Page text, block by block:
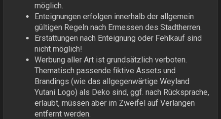
möglich.
Enteignungen erfolgen innerhalb der allgemein
gültigen Regeln nach Ermessen des Stadtherren.
Erstattungen nach Enteignung oder Fehlkauf sind
nicht möglich!
Werbung aller Art ist grundsätzlich verboten.
Thematisch passende fiktive Assets und
Brandings (wie das allgegenwärtige Weyland
Yutani Logo) als Deko sind, ggf. nach Rücksprache,
erlaubt, müssen aber im Zweifel auf Verlangen
entfernt werden.